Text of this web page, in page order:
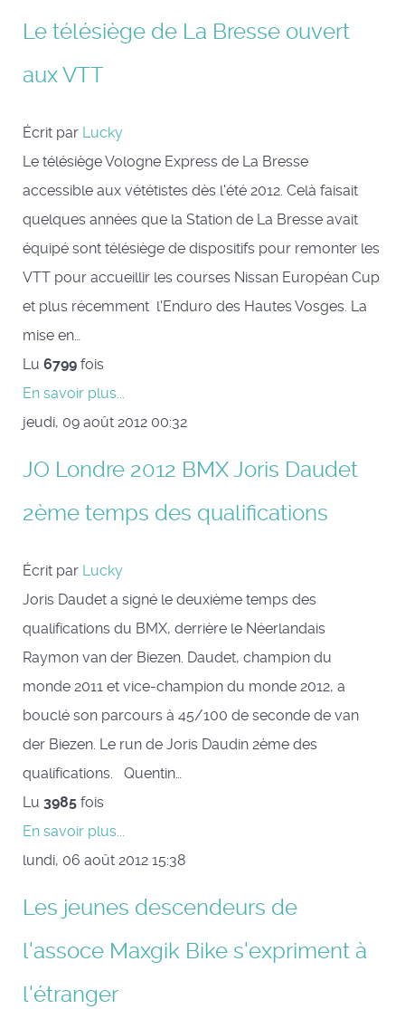
Le télésiège de La Bresse ouvert
aux VTT
Écrit par Lucky
Le télésiège Vologne Express de La Bresse
accessible aux vététistes dès l'été 2012. Celà faisait
quelques années que la Station de La Bresse avait
équipé sont télésiège de dispositifs pour remonter les
VTT pour accueillir les courses Nissan Européan Cup
et plus récemment l'Enduro des Hautes Vosges. La
mise en…
Lu 6799 fois
En savoir plus...
jeudi, 09 août 2012 00:32
JO Londre 2012 BMX Joris Daudet
2ème temps des qualifications
Écrit par Lucky
Joris Daudet a signé le deuxième temps des
qualifications du BMX, derrière le Néerlandais
Raymon van der Biezen. Daudet, champion du
monde 2011 et vice-champion du monde 2012, a
bouclé son parcours à 45/100 de seconde de van
der Biezen. Le run de Joris Daudin 2ème des
qualifications. Quentin…
Lu 3985 fois
En savoir plus...
lundi, 06 août 2012 15:38
Les jeunes descendeurs de
l'assoce Maxgik Bike s'expriment à
l'étranger